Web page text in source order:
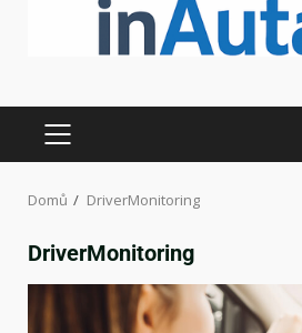
Domů DriverMonitoring
DriverMonitoring